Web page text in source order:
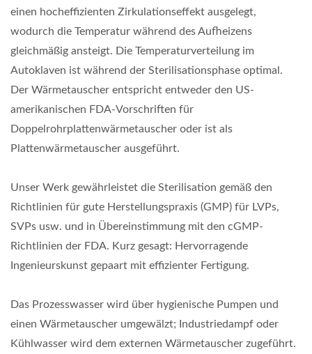
einen hocheffizienten Zirkulationseffekt ausgelegt,
wodurch die Temperatur während des Aufheizens
gleichmäßig ansteigt. Die Temperaturverteilung im
Autoklaven ist während der Sterilisationsphase optimal.
Der Wärmetauscher entspricht entweder den US-
amerikanischen FDA-Vorschriften für
Doppelrohrplattenwärmetauscher oder ist als
Plattenwärmetauscher ausgeführt.
Unser Werk gewährleistet die Sterilisation gemäß den
Richtlinien für gute Herstellungspraxis (GMP) für LVPs,
SVPs usw. und in Übereinstimmung mit den cGMP-
Richtlinien der FDA. Kurz gesagt: Hervorragende
Ingenieurskunst gepaart mit effizienter Fertigung.
Das Prozesswasser wird über hygienische Pumpen und
einen Wärmetauscher umgewälzt; Industriedampf oder
Kühlwasser wird dem externen Wärmetauscher zugeführt.